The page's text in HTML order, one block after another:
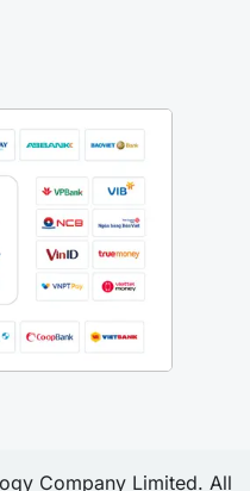
Company Limited. All